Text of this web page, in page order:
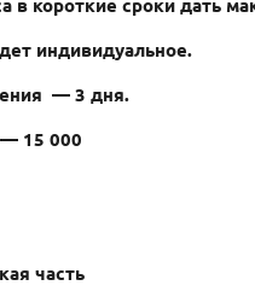
в короткие сроки дать
индивидуальное.
— 3 дня.
15 000
часть